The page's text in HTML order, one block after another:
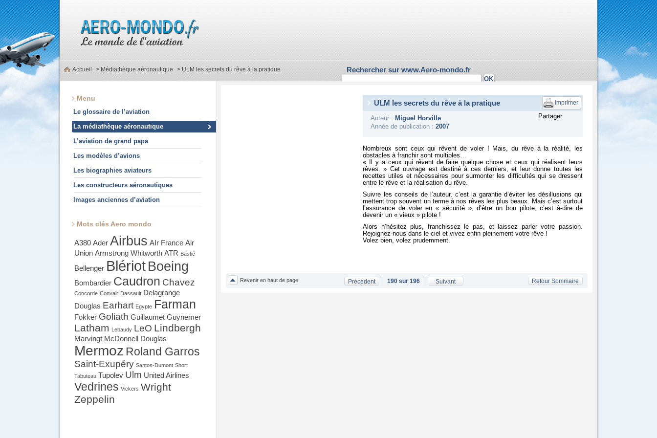
Accueil > Médiathèque aéronautique > ULM les secrets du rêve à la pratique Rechercher sur www.Aero-mondo.fr
Menu
Le glossaire de l’aviation
La médiathèque aéronautique
L’aviation de grand papa
Les modèles d’avions
Les biographies aviateurs
Les constructeurs aéronautiques
Images anciennes d’aviation
Mots clés Aero mondo
A380 Ader Airbus AIr France Air
Union Armstrong Whitworth ATR Bastié
Bellenger Blériot Boeing
Bombardier Caudron Chavez
Concorde Convair Dassault Delagrange
Douglas Earhart Egypte Farman
Fokker Goliath Guillaumet Guynemer
Latham Lebaudy LeO Lindbergh
Marvingt McDonnell Douglas
Mermoz Roland Garros
Saint-Exupéry Santos-Dumont Short
Tabuteau Tupolev Ulm United Airlines
Vedrines Vickers Wright
Zeppelin
ULM les secrets du rêve à la pratique Imprimer
Auteur : Miguel Horville
Année de publication : 2007
Partager
Nombreux sont ceux qui rêvent de voler ! Mais, du rêve à la réalité, les
obstacles à franchir sont multiples…
« Il y a ceux qui rêvent de faire quelque chose et ceux qui réalisent leurs
rêves. » Cet ouvrage est destiné à ces derniers, et leur donne toutes les
recettes utiles et nécessaires pour surmonter les difficultés qui se dressent
entre le rêve et la réalisation du rêve.
Suivre les conseils de l’auteur, c’est la garantie d’éviter les désillusions qui
mettent trop souvent un terme à nos rêves les plus beaux. Mais c’est surtout
l’assurance de voler en « sécurité », d’être un bon pilote, c’est­ à-dire de
devenir un « vieux » pilote !
Alors n’hésitez plus, franchissez le pas, et laissez parler votre passion.
Rejoignez-nous dans le ciel et vivez enfin pleinement votre rêve !
Volez bien, volez prudemment.
Revenir en haut de page Précédent 190 sur 196 Suivant Retour Sommaire